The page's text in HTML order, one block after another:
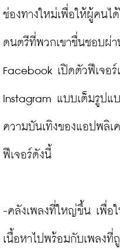
ช่องทางใหม่เพื่อให้ผู้คน
ดนตรีที่พวกเขาชื่นชอบผ่า
Facebook เปิดตัวฟีเจอ
Instagram แบบเต็มรูปแ
ความบันเทิงของแอปพลิ
ฟีเจอร์ดังนี้
-คลังเพลงที่ใหญ่ขึ้น เพื่อใ
เนื้อหาไปพร้อมกับเพลงที่